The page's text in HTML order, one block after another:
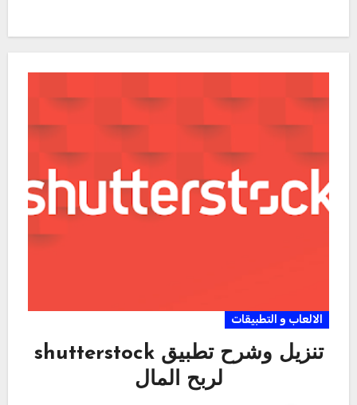
الالعاب و التطبيقات
تنزيل وشرح تطبيق shutterstock
لربح المال